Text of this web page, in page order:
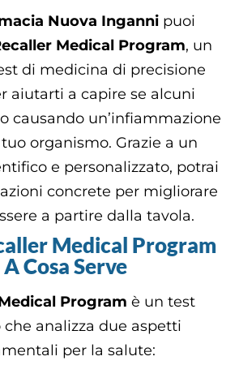
Nuova Inganni puoi
Medical Program, un
di medicina di precisione
aiutarti a capire se alcuni
causando un’infiammazione
organismo. Grazie a un
e personalizzato, potrai
concrete per migliorare
a partire dalla tavola.
Medical Program
A Cosa Serve
Program è un test
che analizza due aspetti
per la salute: